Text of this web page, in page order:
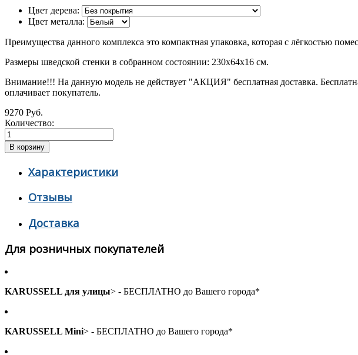
Цвет дерева:
Цвет металла:
Преимущества данного комплекса это компактная упаковка, которая с лёгкостью
Размеры шведской стенки в собранном состоянии: 230х64х16 см.
Внимание!!! На данную модель не действует "АКЦИЯ" бесплатная доставка.
оплачивает покупатель.
9270 Руб.
Количество:
Характеристики
Отзывы
Доставка
Для розничных покупателей
KARUSSELL для улицы> - БЕСПЛАТНО до Вашего города*
KARUSSELL Mini> - БЕСПЛАТНО до Вашего города*